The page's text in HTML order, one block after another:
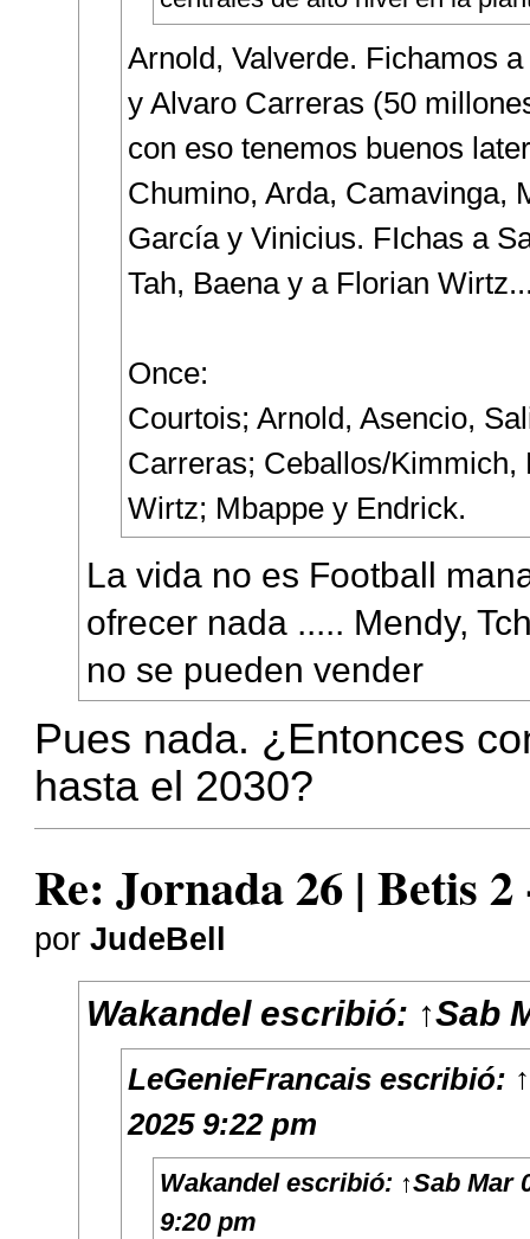
Arnold, Valverde. Fichamos
y Alvaro Carreras (50
con eso tenemos buenos
Chumino, Arda, Camavinga,
García y Vinicius. FIchas a
Tah, Baena y a Florian
Once:
Courtois; Arnold, Asencio,
Carreras; Ceballos/Kimmich,
Wirtz; Mbappe y Endrick.
La vida no es Football
ofrecer nada ..... Mendy,
no se pueden vender
Pues nada. ¿Entonces
hasta el 2030?
Re: Jornada 26 | Betis
porJudeBell
Wakandelescribió: ↑Sab
LeGenieFrancaisescribió: ↑
2025 9:22 pm
Wakandelescribió: ↑Sab Mar
9:20 pm